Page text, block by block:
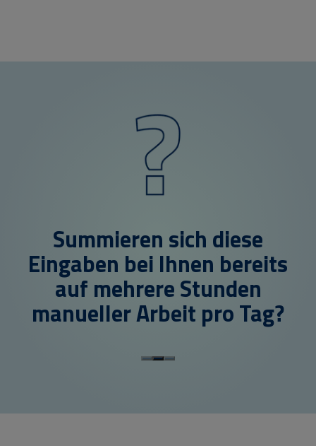
Summieren sich diese
Eingaben bei Ihnen bereits
auf mehrere Stunden
manueller Arbeit pro Tag?